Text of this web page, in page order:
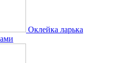
Оклейка ларька